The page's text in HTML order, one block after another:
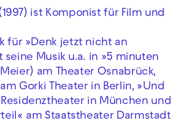
ist Komponist für Film und
für »Denk jetzt nicht an
seine Musik u.a. in »5 minuten
am Theater Osnabrück,
Gorki Theater in Berlin, »Und
in München und
am Staatstheater Darmstadt